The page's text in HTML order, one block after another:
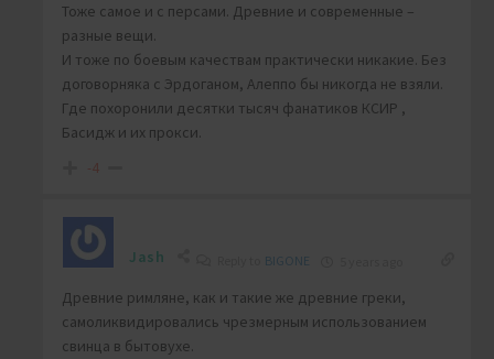
Тоже самое и с персами. Древние и современные –
разные вещи.
И тоже по боевым качествам практически никакие. Без
договорняка с Эрдоганом, Алеппо бы никогда не взяли.
Где похоронили десятки тысяч фанатиков КСИР ,
Басидж и их прокси.
-4
Jash BIGONE
Древние римляне, как и такие же древние греки,
самоликвидировались чрезмерным использованием
свинца в бытовухе.